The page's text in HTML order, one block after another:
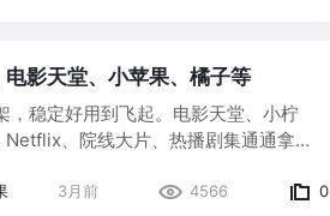
影天堂、小苹果、橘子等
稳定好用到飞起。电影天堂、小柠
、院线大片、热播剧集通通拿
3月前 4566 0